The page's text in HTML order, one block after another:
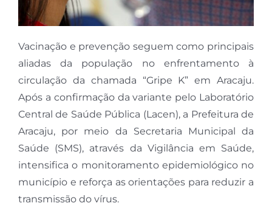
Vacinação e prevenção seguem como principais
aliadas da população no enfrentamento à
circulação da chamada “Gripe K” em Aracaju.
Após a confirmação da variante pelo Laboratório
Central de Saúde Pública (Lacen), a Prefeitura de
Aracaju, por meio da Secretaria Municipal da
Saúde (SMS), através da Vigilância em Saúde,
intensifica o monitoramento epidemiológico no
município e reforça as orientações para reduzir a
transmissão do vírus.